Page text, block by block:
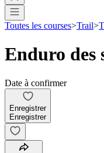
Toutes les courses>Trail>
Enduro des
Date à confirmer
Enregistrer
Enregistrer